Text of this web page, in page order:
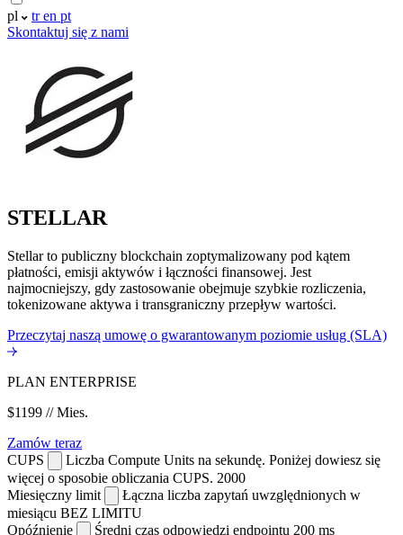
pl tren pt
Skontaktuj się z nami
STELLAR
Stellar to publiczny blockchain zoptymalizowany pod kątem
płatności, emisji aktywów i łączności finansowej. Jest
najmocniejszy, gdy zastosowanie obejmuje szybkie rozliczenia,
tokenizowane aktywa i transgraniczny przepływ wartości.
Przeczytaj naszą umowę o gwarantowanym poziomie usług (SLA)
PLAN ENTERPRISE
$1199 // Mies.
Zamów teraz
CUPS
Liczba Compute Units na sekundę. Poniżej dowiesz się
więcej o sposobie obliczania CUPS. 2000
Miesięczny limit
Łączna liczba zapytań uwzględnionych w
miesiącu BEZ LIMITU
Opóźnienie
Średni czas odpowiedzi endpointu 200 ms